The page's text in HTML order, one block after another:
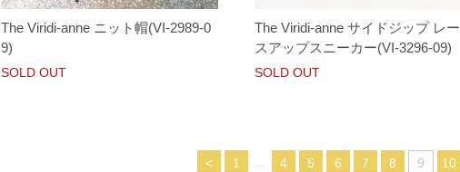
The Viridi-anne ニット帽(VI-2989-0
9)
SOLD OUT
The Viridi-anne サイドジップ レー
スアップスニーカー(VI-3296-09)
SOLD OUT
< 1 ... 4 5 6 7 8 9 10